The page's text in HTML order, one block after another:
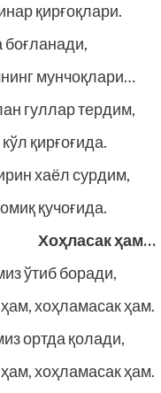
қирғоқлари.
мунчоқлари…
гуллар тердим,
қирғоғида.
хаёл сурдим,
қучоғида.
Хоҳласак ҳам…
ўтиб боради,
хоҳламасак ҳам.
ортда қолади,
хоҳламасак ҳам.